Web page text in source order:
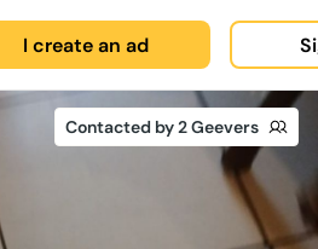
I create an ad
Contacted by 2 Geevers